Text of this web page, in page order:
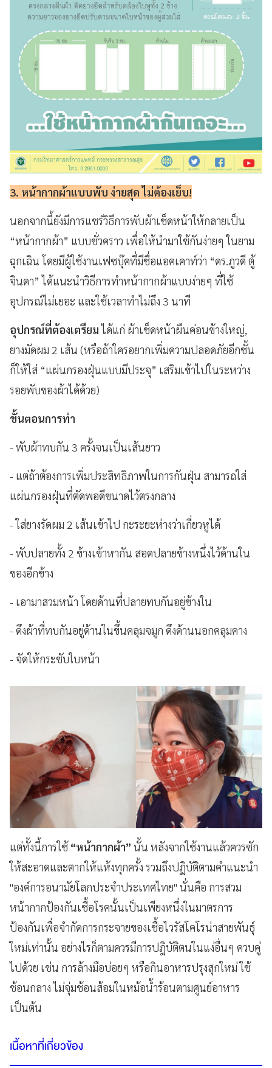
3. หน้ากากผ้าแบบพับ ง่ายสุด ไม่ต้องเย็บ!
นอกจากนี้ยังมีการแชร์วิธีการพับผ้าเช็ดหน้าให้กลายเป็น
“หน้ากากผ้า” แบบชั่วคราว เพื่อให้นำมาใช้กันง่ายๆ ในยาม
ฉุกเฉิน โดยมีผู้ใช้งานเฟซบุ๊คที่มีชื่อแอคเคาท์ว่า “ดร.ภูวดี ตู้
จินดา” ได้แนะนำวิธีการทำหน้ากากผ้าแบบง่ายๆ ที่ใช้
อุปกรณ์ไม่เยอะ และใช้เวลาทำไม่ถึง 3 นาที
อุปกรณ์ที่ต้องเตรียมได้แก่ ผ้าเช็ดหน้าผืนค่อนข้างใหญ่,
ยางมัดผม 2 เส้น (หรือถ้าใครอยากเพิ่มความปลอดภัยอีกชั้น
ก็ให้ใส่ “แผ่นกรองฝุ่นแบบมีประจุ” เสริมเข้าไปในระหว่าง
รอยพับของผ้าได้ด้วย)
ขั้นตอนการทำ
- พับผ้าทบกัน 3 ครั้งจนเป็นเส้นยาว
- แต่ถ้าต้องการเพิ่มประสิทธิภาพในการกันฝุ่น สามารถใส่
แผ่นกรองฝุ่นที่ตัดพอดีขนาดไว้ตรงกลาง
- ใส่ยางรัดผม 2 เส้นเข้าไป กะระยะห่างว่าเกี่ยวหูได้
- พับปลายทั้ง 2 ข้างเข้าหากัน สอดปลายข้างหนึ่งไว้ด้านใน
ของอีกข้าง
- เอามาสวมหน้า โดยด้านที่ปลายทบกันอยู่ข้างใน
- ดึงผ้าที่ทบกันอยู่ด้านในขึ้นคลุมจมูก ดึงด้านนอกคลุมคาง
- จัดให้กระชับใบหน้า
แต่ทั้งนี้การใช้ “หน้ากากผ้า” นั้น หลังจากใช้งานแล้วควรซัก
ให้สะอาดและตากให้แห้งทุกครั้ง รวมถึงปฏิบัติตามคำแนะนำ
"องค์การอนามัยโลกประจำประเทศไทย" นั่นคือ การสวม
หน้ากากป้องกันเชื้อโรคนั้นเป็นเพียงหนึ่งในมาตรการ
ป้องกันเพื่อจำกัดการกระจายของเชื้อไวรัสโคโรน่าสายพันธ์ุ
ใหม่เท่านั้น อย่างไรก็ตามควรมีการปฎิบัติตนในแง่อื่นๆ ควบคู่
ไปด้วย เช่น การล้างมือบ่อยๆ หรือกินอาหารปรุงสุกใหม่ ใช้
ช้อนกลาง ไม่จุ่มช้อนส้อมในหม้อน้ำร้อนตามศูนย์อาหาร
เป็นต้น
เนื้อหาที่เกี่ยวข้อง